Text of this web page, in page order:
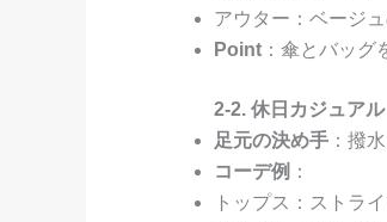
アウター：ベージ
Point：傘とバッグ
2-2. 休日カジュア
足元の決め手：撥
コーデ例 ：
トップス：ストラ